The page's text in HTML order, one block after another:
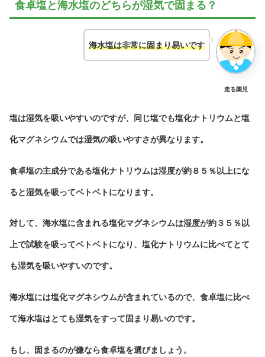
食卓塩と海水塩のどちらが湿気で固まる？
走る園児
海水塩は非常に固まり易いです
塩は湿気を吸いやすいのですが、同じ塩でも塩化ナトリウムと塩
化マグネシウムでは湿気の吸いやすさが異なります。
食卓塩の主成分である塩化ナトリウムは湿度が約８５％以上にな
ると湿気を吸ってベトベトになります。
対して、海水塩に含まれる塩化マグネシウムは湿度が約３５％以
上で試験を吸ってベトベトになり、塩化ナトリウムに比べてとて
も湿気を吸いやすいのです。
海水塩には塩化マグネシウムが含まれているので、食卓塩に比べ
て海水塩はとても湿気をすって固まり易いのです。
もし、固まるのが嫌なら食卓塩を選びましょう。